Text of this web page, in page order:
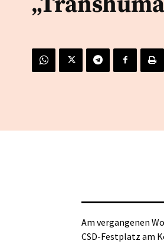
Am vergangenen
CSD-Festplatz am